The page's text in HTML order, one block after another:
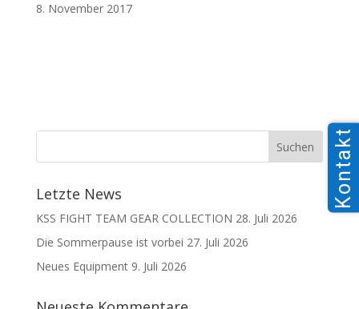
8. November 2017
Letzte News
KSS FIGHT TEAM GEAR COLLECTION 28. Juli 2026
Die Sommerpause ist vorbei 27. Juli 2026
Neues Equipment 9. Juli 2026
Kontakt